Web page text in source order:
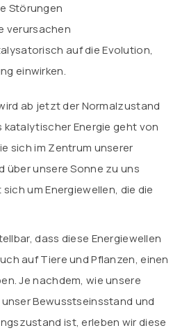
Störungen
verursachen
auf die Evolution,
einwirken.
ab jetzt der Normalzustand
katalytischer Energie geht von
sich im Zentrum unserer
über unsere Sonne zu uns
um Energiewellen, die die
dass diese Energiewellen
auf Tiere und Pflanzen, einen
Je nachdem, wie unsere
Bewusstseinsstand und
ist, erleben wir diese